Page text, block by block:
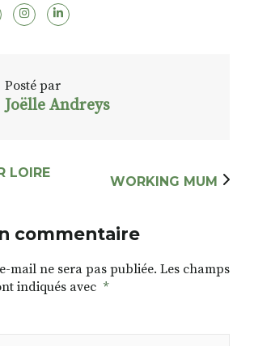
Posté par
Joëlle Andreys
LOIRE
WORKING MUM
commentaire
mail ne sera pas publiée. Les champs
indiqués avec *